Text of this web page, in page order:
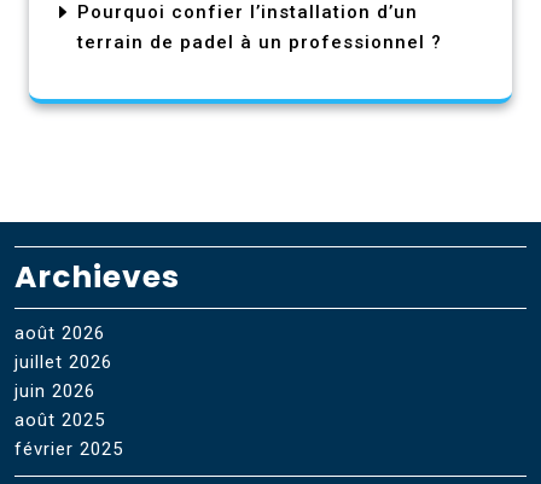
Pourquoi confier l’installation d’un
terrain de padel à un professionnel ?
Archieves
août 2026
juillet 2026
juin 2026
août 2025
février 2025